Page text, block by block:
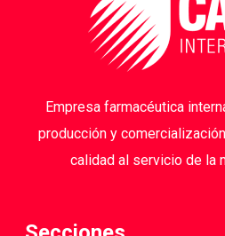
Empresa farmacéutica
producción y
calidad al servicio de la